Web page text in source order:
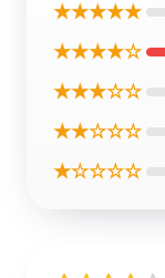
★★★★★
★★★★☆
★★★☆☆
★★☆☆☆
★☆☆☆☆